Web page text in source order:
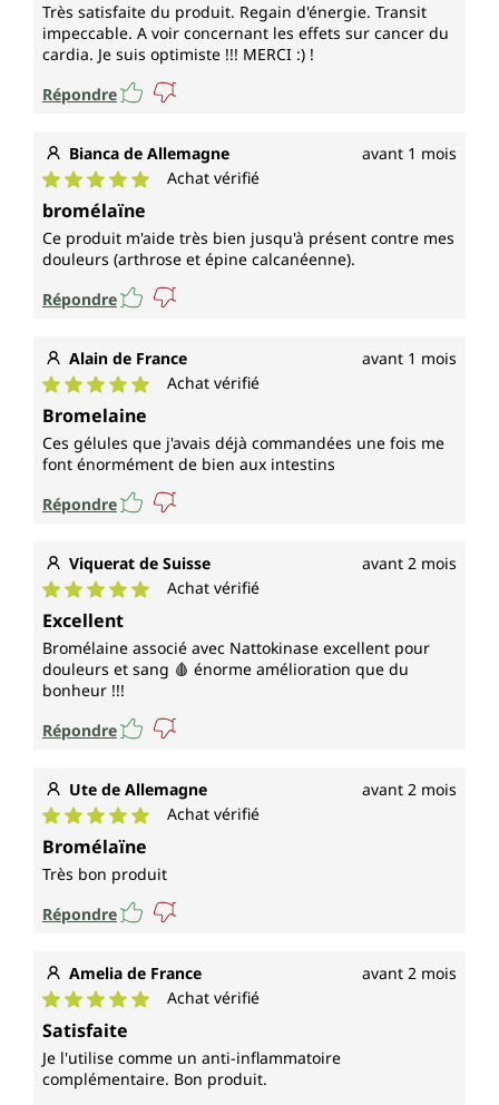
Très satisfaite du produit. Regain d'énergie. Transit
impeccable. A voir concernant les effets sur cancer du
cardia. Je suis optimiste !!! MERCI :) !
Répondre
Bianca de Allemagne avant 1 mois
Note moyenne de 5 sur 5 étoiles
Achat vérifié
bromélaïne
Ce produit m'aide très bien jusqu'à présent contre mes
douleurs (arthrose et épine calcanéenne).
Répondre
Alain de France avant 1 mois
Note moyenne de 5 sur 5 étoiles
Achat vérifié
Bromelaine
Ces gélules que j'avais déjà commandées une fois me
font énormément de bien aux intestins
Répondre
Viquerat de Suisse avant 2 mois
Note moyenne de 5 sur 5 étoiles
Achat vérifié
Excellent
Bromélaine associé avec Nattokinase excellent pour
douleurs et sang 🩸 énorme amélioration que du
bonheur !!!
Répondre
Ute de Allemagne avant 2 mois
Note moyenne de 5 sur 5 étoiles
Achat vérifié
Bromélaïne
Très bon produit
Répondre
Amelia de France avant 2 mois
Note moyenne de 5 sur 5 étoiles
Achat vérifié
Satisfaite
Je l'utilise comme un anti-inflammatoire
complémentaire. Bon produit.